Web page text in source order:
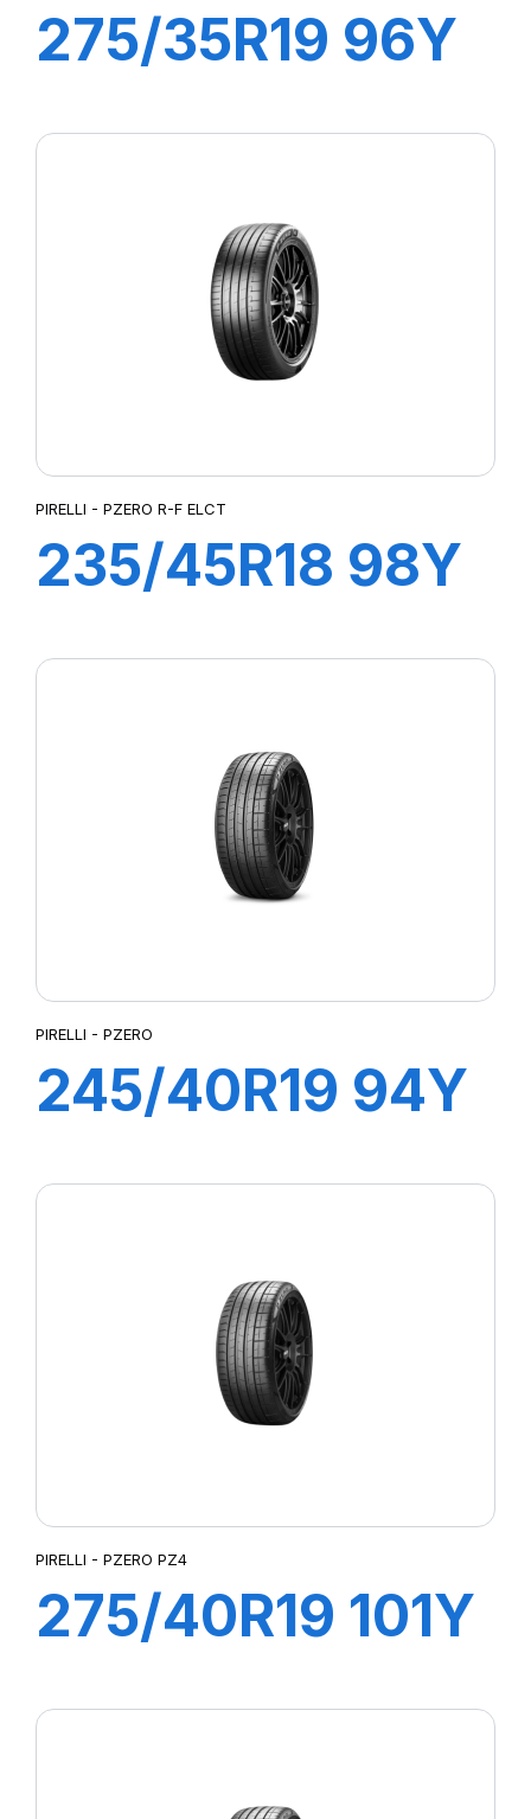
275/35R19 96Y
PIRELLI - PZERO R-F ELCT
235/45R18 98Y
PIRELLI - PZERO
245/40R19 94Y
PIRELLI - PZERO PZ4
275/40R19 101Y